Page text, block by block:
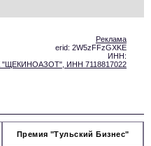
Реклама
erid: 2W5zFFzGXKE
ИНН:
ИНН 7118817022
Премия "Тульский Бизнес"